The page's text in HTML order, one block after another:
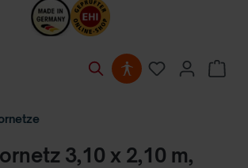
3,10 x 2,10 m,